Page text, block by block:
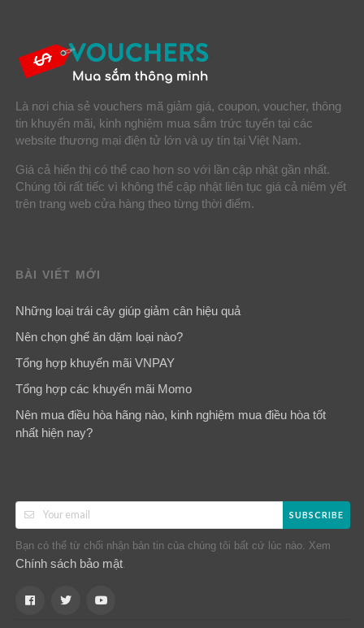
Là nơi chia sẻ vouchers mã giảm giá, coupon, voucher, thông
tin khuyến mãi, kinh nghiệm mua sắm trức tuyến tại các
website thương mại điện tử lớn và uy tín tại Việt Nam.
Giá cả hiển thị có thể cao hơn so với lần cập nhật gần nhất.
Chúng tôi rất tiếc vì không thể cập nhật liên tục giá cả niêm yết
trên trang web cửa hàng theo từng thời điểm.
BÀI VIẾT MỚI
Những loại trái cây giúp giảm cân hiệu quả
Nên chọn ghế ăn dặm loại nào?
Tổng hợp khuyến mãi VNPAY
Tổng hợp các khuyến mãi Momo
Nên mua điều hòa hãng nào, kinh nghiệm mua điều hòa tốt
nhất hiện nay?
SUBSCRIBE
Bạn có thể từ chối nhận bản tin của chúng tôi bất cứ lúc nào. Xem
Chính sách bảo mật